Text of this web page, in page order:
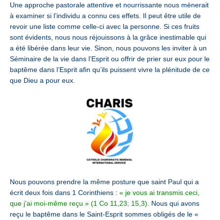
Une approche pastorale attentive et nourrissante nous mènerait
à examiner si l’individu a connu ces effets. Il peut être utile de
revoir une liste comme celle-ci avec la personne. Si ces fruits
sont évidents, nous nous réjouissons à la grâce inestimable qui
a été libérée dans leur vie. Sinon, nous pouvons les inviter à un
Séminaire de la vie dans l’Esprit ou offrir de prier sur eux pour le
baptême dans l’Esprit afin qu’ils puissent vivre la plénitude de ce
que Dieu a pour eux.
Nous pouvons prendre la même posture que saint Paul qui a
écrit deux fois dans 1 Corinthiens : « je vous ai transmis ceci,
que j’ai moi-même reçu » (1 Co 11,23; 15,3) . Nous qui avons
reçu le baptême dans le Saint-Esprit sommes obligés de le «